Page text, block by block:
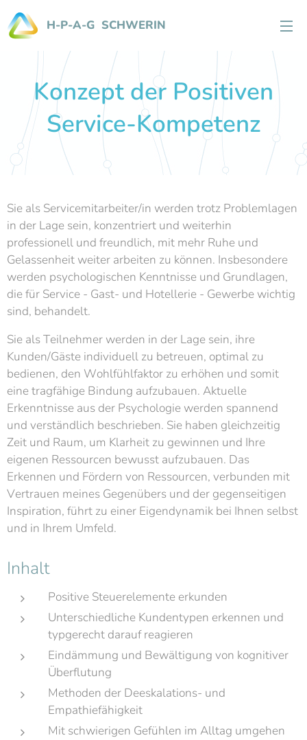
H-P-A-G SCHWERIN
Konzept der Positiven
Service-Kompetenz
Sie als Servicemitarbeiter/in werden trotz Problemlagen
in der Lage sein, konzentriert und weiterhin
professionell und freundlich, mit mehr Ruhe und
Gelassenheit weiter arbeiten zu können. Insbesondere
werden psychologischen Kenntnisse und Grundlagen,
die für Service - Gast- und Hotellerie - Gewerbe wichtig
sind, behandelt.
Sie als Teilnehmer werden in der Lage sein, ihre
Kunden/Gäste individuell zu betreuen, optimal zu
bedienen, den Wohlfühlfaktor zu erhöhen und somit
eine tragfähige Bindung aufzubauen. Aktuelle
Erkenntnisse aus der Psychologie werden spannend
und verständlich beschrieben. Sie haben gleichzeitig
Zeit und Raum, um Klarheit zu gewinnen und Ihre
eigenen Ressourcen bewusst aufzubauen. Das
Erkennen und Fördern von Ressourcen, verbunden mit
Vertrauen meines Gegenübers und der gegenseitigen
Inspiration, führt zu einer Eigendynamik bei Ihnen selbst
und in Ihrem Umfeld.
Inhalt
Positive Steuerelemente erkunden
Unterschiedliche Kundentypen erkennen und
typgerecht darauf reagieren
Eindämmung und Bewältigung von kognitiver
Überflutung
Methoden der Deeskalations- und
Empathiefähigkeit
Mit schwierigen Gefühlen im Alltag umgehen